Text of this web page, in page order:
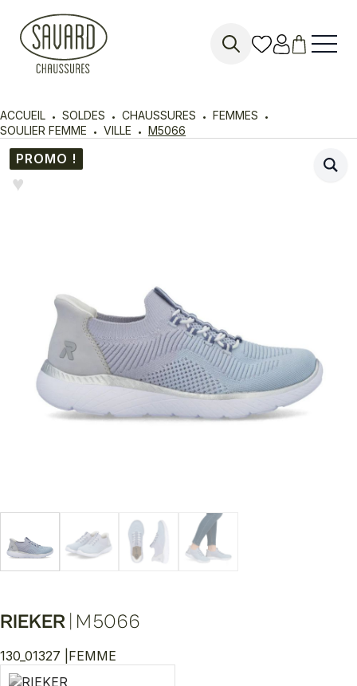
ACCUEIL SOLDES CHAUSSURES
FEMMES
SOULIER FEMME
VILLE M5066
PROMO !
♥︎
RIEKER M5066
130_01327 | FEMME